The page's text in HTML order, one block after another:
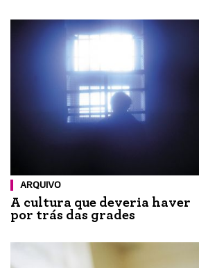
ARQUIVO
A cultura que deveria haver
por trás das grades